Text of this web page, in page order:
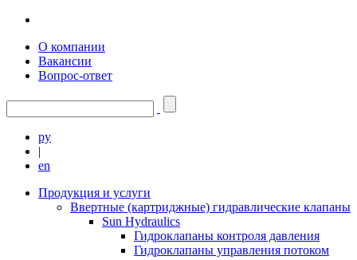
О компании
Вакансии
Вопрос-ответ
ру
|
en
Продукция и услуги
Ввертные (картриджные) гидравлические клапаны
Sun Hydraulics
Гидроклапаны контроля давления
Гидроклапаны управления потоком